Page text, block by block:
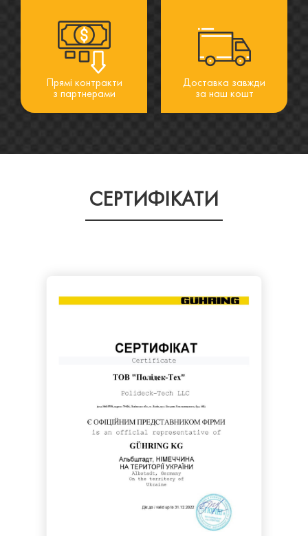
Прямі контракти
з партнерами
Доставка завжди
за наш кошт
СЕРТИФІКАТИ